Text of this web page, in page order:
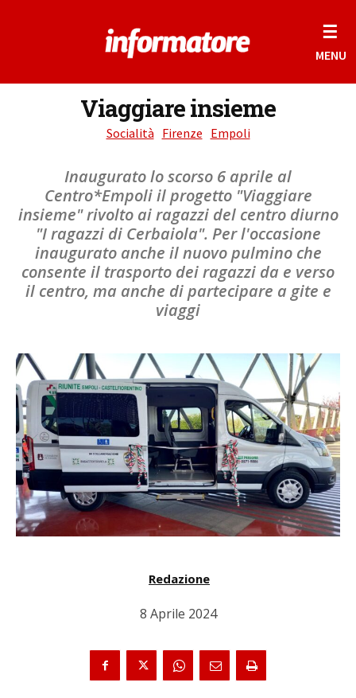
☰
MENU
Viaggiare insieme
Socialità Firenze Empoli
Inaugurato lo scorso 6 aprile al
Centro*Empoli il progetto "Viaggiare
insieme" rivolto ai ragazzi del centro diurno
"I ragazzi di Cerbaiola". Per l'occasione
inaugurato anche il nuovo pulmino che
consente il trasporto dei ragazzi da e verso
il centro, ma anche di partecipare a gite e
viaggi
Redazione
8 Aprile 2024